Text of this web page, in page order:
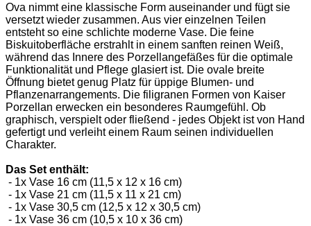
Ova nimmt eine klassische Form auseinander und fügt sie
versetzt wieder zusammen. Aus vier einzelnen Teilen
entsteht so eine schlichte moderne Vase. Die feine
Biskuitoberfläche erstrahlt in einem sanften reinen Weiß,
während das Innere des Porzellangefäßes für die optimale
Funktionalität und Pflege glasiert ist. Die ovale breite
Öffnung bietet genug Platz für üppige Blumen- und
Pflanzenarrangements. Die filigranen Formen von Kaiser
Porzellan erwecken ein besonderes Raumgefühl. Ob
graphisch, verspielt oder fließend - jedes Objekt ist von Hand
gefertigt und verleiht einem Raum seinen individuellen
Charakter.
Das Set enthält:
- 1x Vase 16 cm (11,5 x 12 x 16 cm)
- 1x Vase 21 cm (11,5 x 11 x 21 cm)
- 1x Vase 30,5 cm (12,5 x 12 x 30,5 cm)
- 1x Vase 36 cm (10,5 x 10 x 36 cm)